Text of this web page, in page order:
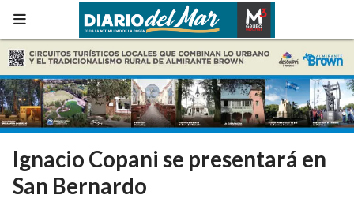
Ignacio Copani se presentará en
San Bernardo